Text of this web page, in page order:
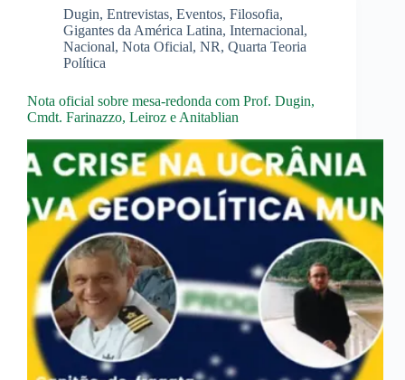
Dugin, Entrevistas, Eventos, Filosofia,
Gigantes da América Latina, Internacional,
Nacional, Nota Oficial, NR, Quarta Teoria
Política
Nota oficial sobre mesa-redonda com Prof. Dugin,
Cmdt. Farinazzo, Leiroz e Anitablian